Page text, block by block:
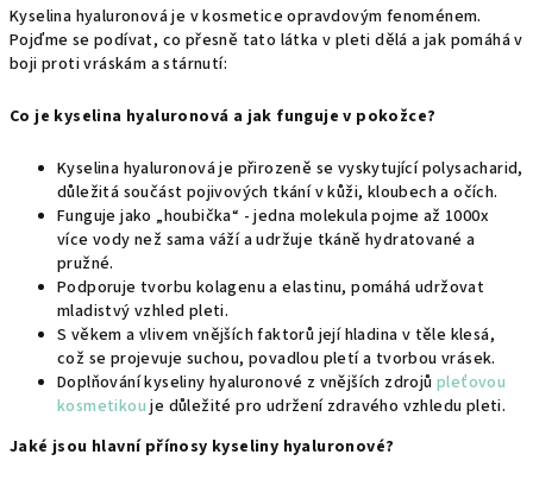
Kyselina hyaluronová je v kosmetice opravdovým fenoménem.
Pojďme se podívat, co přesně tato látka v pleti dělá a jak pomáhá v
boji proti vráskám a stárnutí:
Co je kyselina hyaluronová a jak funguje v pokožce?
Kyselina hyaluronová je přirozeně se vyskytující polysacharid,
důležitá součást pojivových tkání v kůži, kloubech a očích.
Funguje jako „houbička“ - jedna molekula pojme až 1000x
více vody než sama váží a udržuje tkáně hydratované a
pružné.
Podporuje tvorbu kolagenu a elastinu, pomáhá udržovat
mladistvý vzhled pleti.
S věkem a vlivem vnějších faktorů její hladina v těle klesá,
což se projevuje suchou, povadlou pletí a tvorbou vrásek.
Doplňování kyseliny hyaluronové z vnějších zdrojů pleťovou
kosmetikouje důležité pro udržení zdravého vzhledu pleti.
Jaké jsou hlavní přínosy kyseliny hyaluronové?